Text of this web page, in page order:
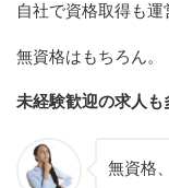
自社で資格取得も運
無資格はもちろん。
未経験歓迎の求人も
無資格